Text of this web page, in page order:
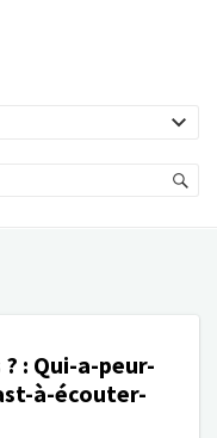
: Qui-a-peur-
à-écouter-